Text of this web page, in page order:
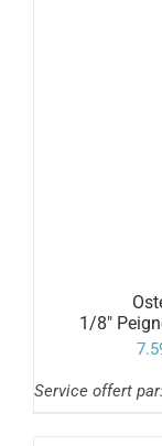
1/8″
Service offert par: